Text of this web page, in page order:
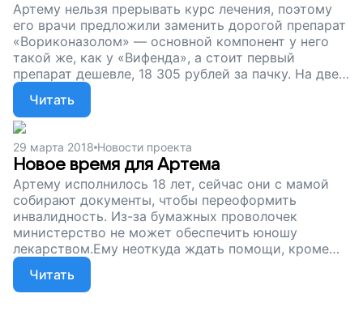
Артему нельзя прерывать курс лечения, поэтому
его врачи предложили заменить дорогой препарат
«Вориконазолом» — основной компонент у него
такой же, как у «Вифенда», а стоит первый
препарат дешевле, 18 305 рублей за пачку. На две
пачки препарата нам не хватает 5 300 рублей.
Помогите Артему вернуть себе то, что отняла
болезнь, и выиграть, поддержите наш проект!
Читать
29 марта 2018 Новости проекта
Новое время для Артема
Артему исполнилось 18 лет, сейчас они с мамой
собирают документы, чтобы переоформить
инвалидность. Из-за бумажных проволочек
министерство не может обеспечить юношу
лекарством.Ему неоткуда ждать помощи, кроме
как от нас. Мама переживает, что препарата не
хватит. Помогите Артему победить рак, чтобы
жить, влюбляться, идти вперед, поддержите наш
Читать